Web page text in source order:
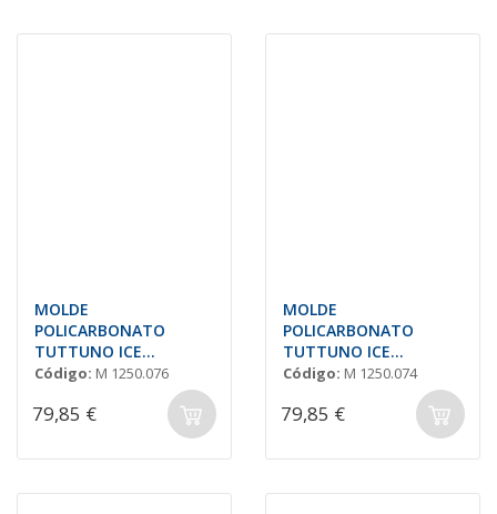
MOLDE
POLICARBONATO
TUTTUNO ICE
MAGNUM MEDIUM
Código: M 1250.076
79,85 €
MOLDE
POLICARBONATO
TUTTUNO ICE
MAGNUM LARGE 'SELMI
Código: M 1250.074
79,85 €